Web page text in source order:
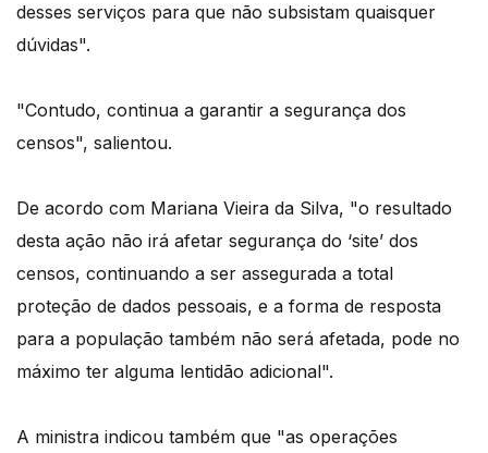
desses serviços para que não subsistam quaisquer
dúvidas".
"Contudo, continua a garantir a segurança dos
censos", salientou.
De acordo com Mariana Vieira da Silva, "o resultado
desta ação não irá afetar segurança do ‘site’ dos
censos, continuando a ser assegurada a total
proteção de dados pessoais, e a forma de resposta
para a população também não será afetada, pode no
máximo ter alguma lentidão adicional".
A ministra indicou também que "as operações